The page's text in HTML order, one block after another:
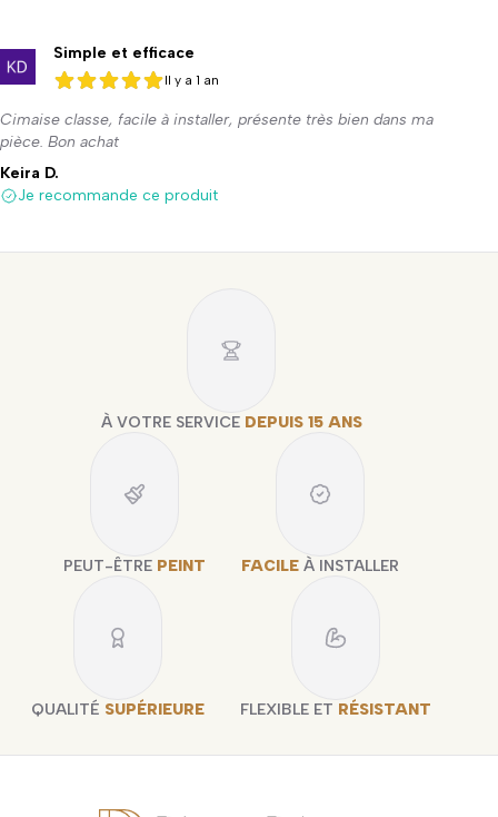
Simple et efficace
5 sur 5
5 sur 5
Il y a 1 an
Cimaise classe, facile à installer, présente très bien dans ma
pièce. Bon achat
Keira D.
Je recommande ce produit
À VOTRE SERVICE DEPUIS 15 ANS
PEUT-ÊTRE PEINT FACILE À INSTALLER
QUALITÉ SUPÉRIEURE FLEXIBLE ET RÉSISTANT